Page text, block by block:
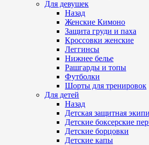
Для девушек
Назад
Женские Кимоно
Защита груди и паха
Кроссовки женские
Леггинсы
Нижнее белье
Рашгарды и топы
Футболки
Шорты для тренировок
Для детей
Назад
Детская защитная
Детские боксерские
Детские борцовки
Детские капы